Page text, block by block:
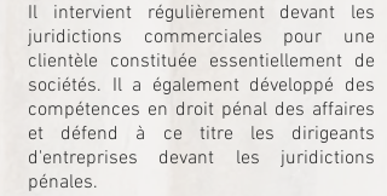
Il intervient régulièrement devant les
juridictions commerciales pour une
clientèle constituée essentiellement de
sociétés. Il a également développé des
compétences en droit pénal des affaires
et défend à ce titre les dirigeants
d'entreprises devant les juridictions
pénales.